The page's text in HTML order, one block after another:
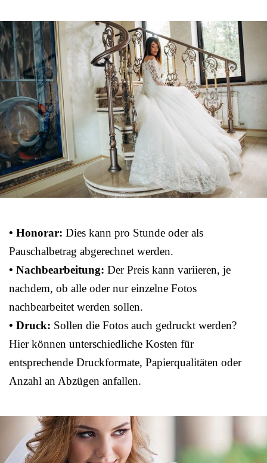
• Honorar: Dies kann pro Stunde oder als
Pauschalbetrag abgerechnet werden.
• Nachbearbeitung: Der Preis kann variieren, je
nachdem, ob alle oder nur einzelne Fotos
nachbearbeitet werden sollen.
• Druck: Sollen die Fotos auch gedruckt werden?
Hier können unterschiedliche Kosten für
entsprechende Druckformate, Papierqualitäten oder
Anzahl an Abzügen anfallen.